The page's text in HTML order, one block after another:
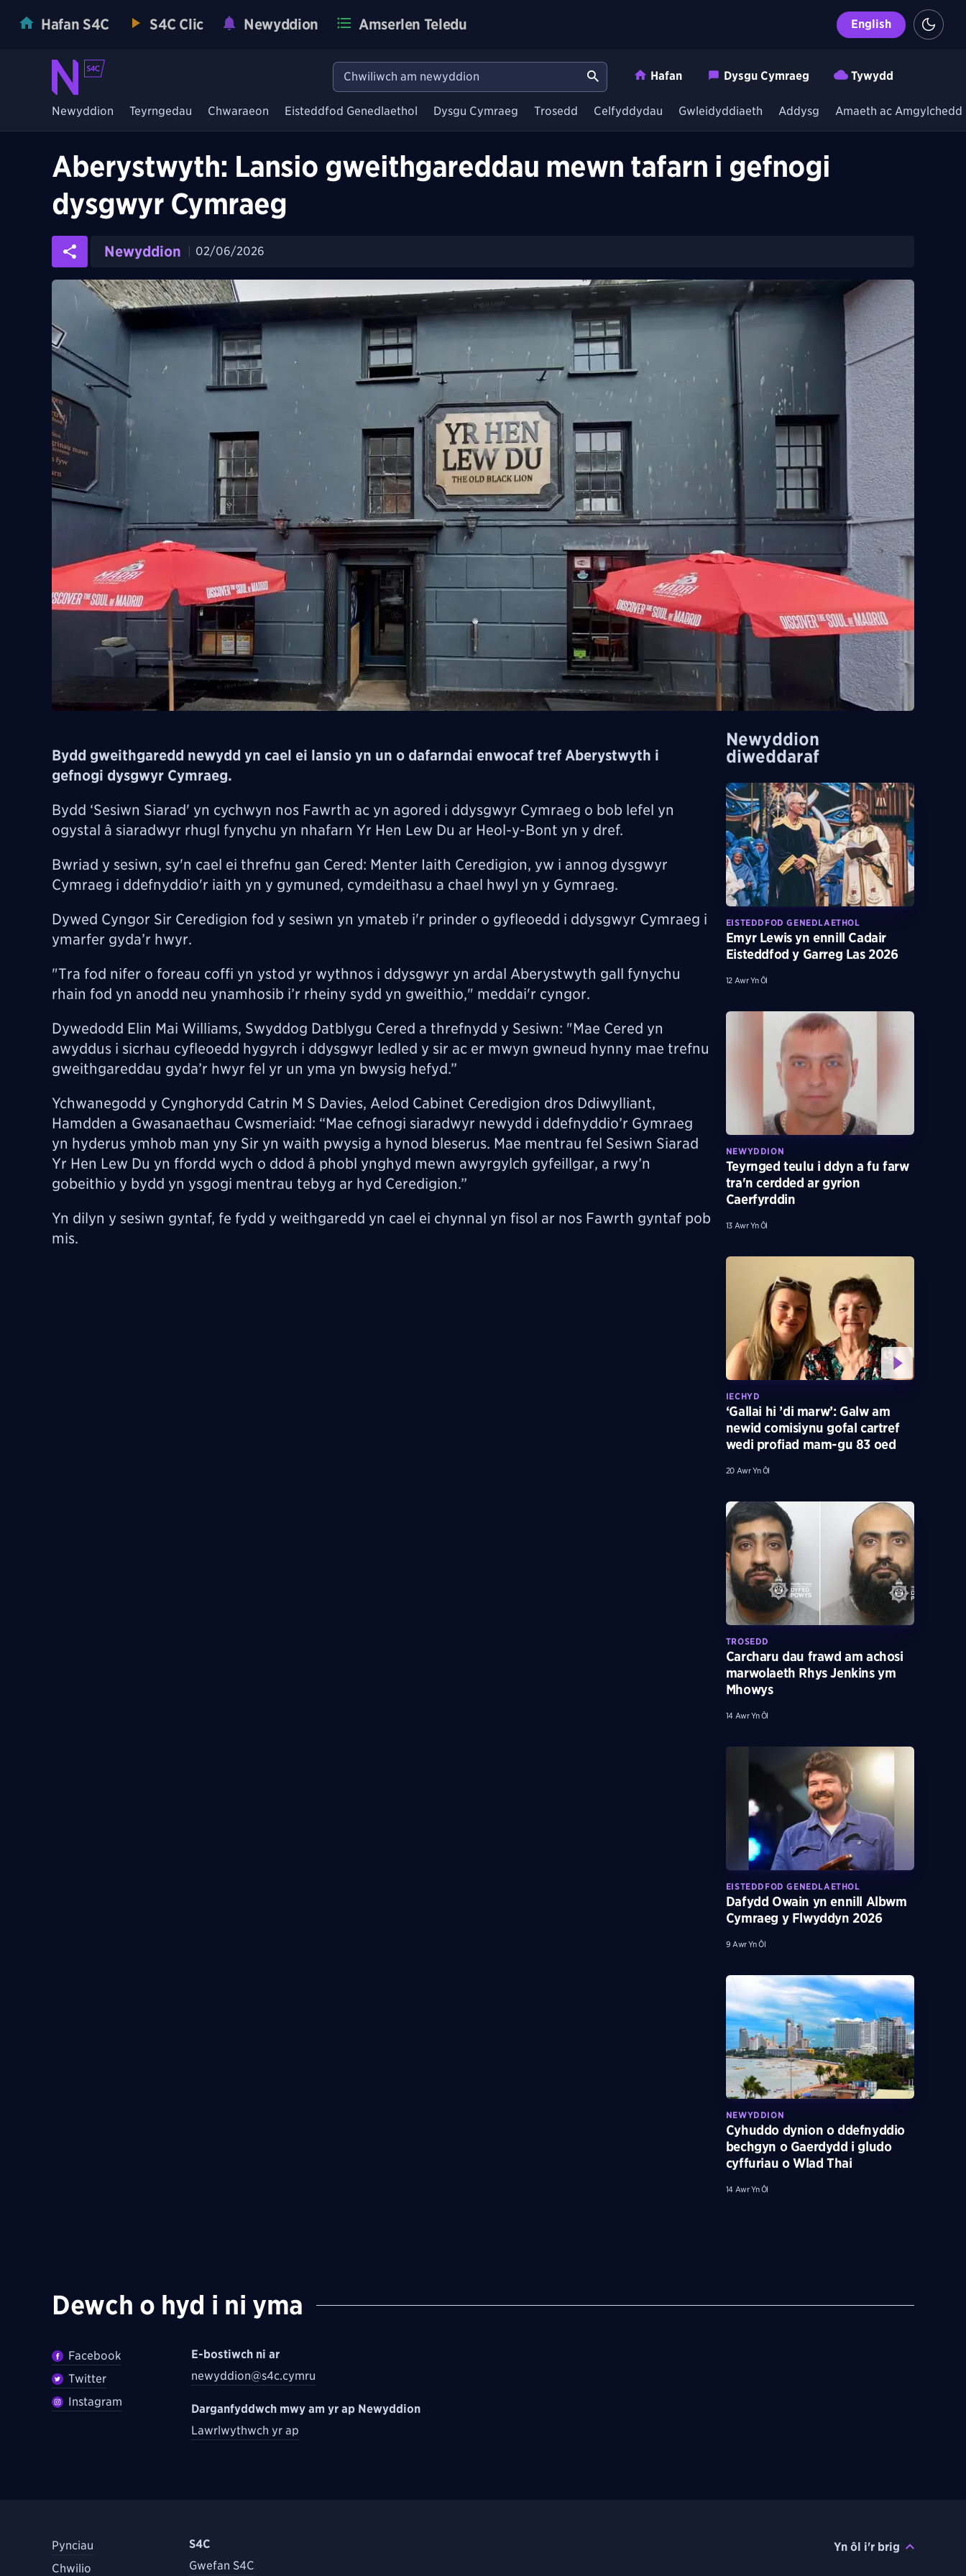
Hafan S4C S4C Clic Newyddion Amserlen Teledu English
Hafan Dysgu Cymraeg Tywydd
Newyddion Teyrngedau Chwaraeon Eisteddfod Genedlaethol Dysgu Cymraeg Trosedd Celfyddydau Gwleidyddiaeth Addysg Amaeth ac Amgylchedd
Aberystwyth: Lansio gweithgareddau mewn tafarn i gefnogi
dysgwyr Cymraeg
Newyddion 02/06/2026
Bydd gweithgaredd newydd yn cael ei lansio yn un o dafarndai enwocaf tref Aberystwyth i
gefnogi dysgwyr Cymraeg.
Bydd ‘Sesiwn Siarad' yn cychwyn nos Fawrth ac yn agored i ddysgwyr Cymraeg o bob lefel yn
ogystal â siaradwyr rhugl fynychu yn nhafarn Yr Hen Lew Du ar Heol-y-Bont yn y dref.
Bwriad y sesiwn, sy'n cael ei threfnu gan Cered: Menter Iaith Ceredigion, yw i annog dysgwyr
Cymraeg i ddefnyddio'r iaith yn y gymuned, cymdeithasu a chael hwyl yn y Gymraeg.
Dywed Cyngor Sir Ceredigion fod y sesiwn yn ymateb i'r prinder o gyfleoedd i ddysgwyr Cymraeg i
ymarfer gyda’r hwyr.
"Tra fod nifer o foreau coffi yn ystod yr wythnos i ddysgwyr yn ardal Aberystwyth gall fynychu
rhain fod yn anodd neu ynamhosib i’r rheiny sydd yn gweithio," meddai'r cyngor.
Dywedodd Elin Mai Williams, Swyddog Datblygu Cered a threfnydd y Sesiwn: "Mae Cered yn
awyddus i sicrhau cyfleoedd hygyrch i ddysgwyr ledled y sir ac er mwyn gwneud hynny mae trefnu
gweithgareddau gyda’r hwyr fel yr un yma yn bwysig hefyd.”
Ychwanegodd y Cynghorydd Catrin M S Davies, Aelod Cabinet Ceredigion dros Ddiwylliant,
Hamdden a Gwasanaethau Cwsmeriaid: “Mae cefnogi siaradwyr newydd i ddefnyddio’r Gymraeg
yn hyderus ymhob man yny Sir yn waith pwysig a hynod bleserus. Mae mentrau fel Sesiwn Siarad
Yr Hen Lew Du yn ffordd wych o ddod â phobl ynghyd mewn awyrgylch gyfeillgar, a rwy’n
gobeithio y bydd yn ysgogi mentrau tebyg ar hyd Ceredigion.”
Yn dilyn y sesiwn gyntaf, fe fydd y weithgaredd yn cael ei chynnal yn fisol ar nos Fawrth gyntaf pob
mis.
Newyddion
diweddaraf
EISTEDDFOD GENEDLAETHOL
Emyr Lewis yn ennill Cadair
Eisteddfod y Garreg Las 2026
12 Awr Yn Ôl
NEWYDDION
Teyrnged teulu i ddyn a fu farw
tra'n cerdded ar gyrion
Caerfyrddin
13 Awr Yn Ôl
IECHYD
‘Gallai hi ’di marw’: Galw am
newid comisiynu gofal cartref
wedi profiad mam-gu 83 oed
20 Awr Yn Ôl
TROSEDD
Carcharu dau frawd am achosi
marwolaeth Rhys Jenkins ym
Mhowys
14 Awr Yn Ôl
EISTEDDFOD GENEDLAETHOL
Dafydd Owain yn ennill Albwm
Cymraeg y Flwyddyn 2026
9 Awr Yn Ôl
NEWYDDION
Cyhuddo dynion o ddefnyddio
bechgyn o Gaerdydd i gludo
cyffuriau o Wlad Thai
14 Awr Yn Ôl
Dewch o hyd i ni yma
Facebook
Twitter
Instagram
E-bostiwch ni ar
newyddion@s4c.cymru
Darganfyddwch mwy am yr ap Newyddion
Lawrlwythwch yr ap
Pynciau
Chwilio
S4C
Gwefan S4C
Yn ôl i'r brig